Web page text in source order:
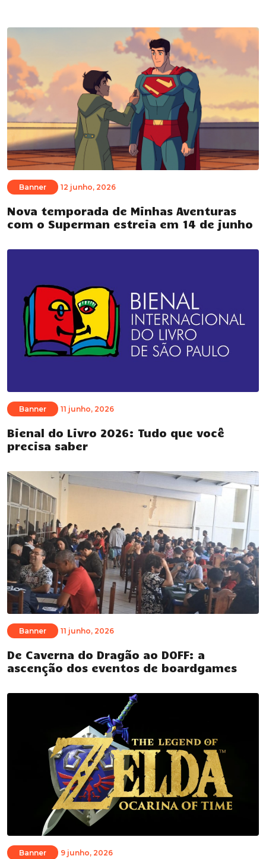
Banner 12 junho, 2026
Nova temporada de Minhas Aventuras
com o Superman estreia em 14 de junho
Banner 11 junho, 2026
Bienal do Livro 2026: Tudo que você
precisa saber
Banner 11 junho, 2026
De Caverna do Dragão ao DOFF: a
ascenção dos eventos de boardgames
Banner 9 junho, 2026